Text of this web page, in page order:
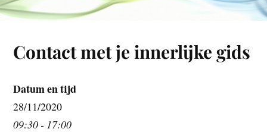
Contact met je innerlijke gids
Datum en tijd
28/11/2020
09:30 - 17:00